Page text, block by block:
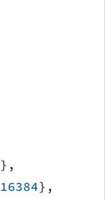
},
16384},